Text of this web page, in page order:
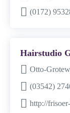
(0172)
Hairstudio
Otto-
(03542)
http://